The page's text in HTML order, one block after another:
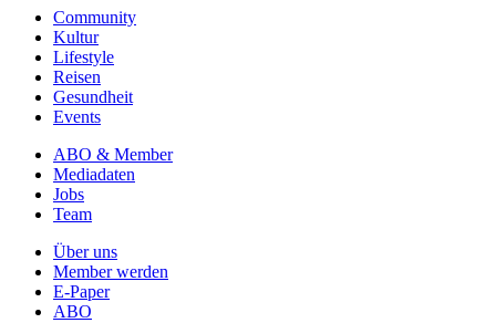
Community
Kultur
Lifestyle
Reisen
Gesundheit
Events
ABO & Member
Mediadaten
Jobs
Team
Über uns
Member werden
E-Paper
ABO